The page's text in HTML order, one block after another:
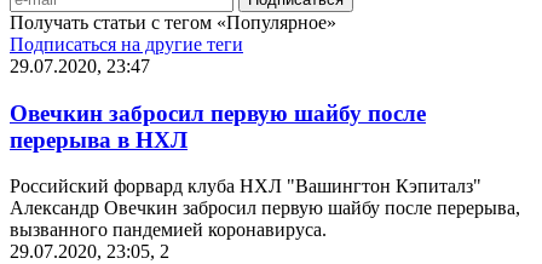
Получать статьи с тегом «Популярное»
Подписаться на другие теги
29.07.2020, 23:47
Овечкин забросил первую шайбу после
перерыва в НХЛ
Российский форвард клуба НХЛ "Вашингтон Кэпиталз"
Александр Овечкин забросил первую шайбу после перерыва,
вызванного пандемией коронавируса.
29.07.2020, 23:05, 2